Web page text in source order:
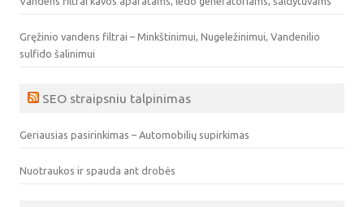
Gręžinio vandens filtrai – Minkštinimui, Nugeležinimui, Vandenilio
sulfido šalinimui
SEO straipsniu talpinimas
Geriausias pasirinkimas – Automobilių supirkimas
Nuotraukos ir spauda ant drobės